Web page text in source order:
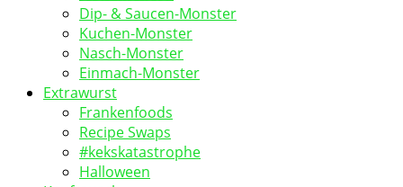
Dip- & Saucen-Monster
Kuchen-Monster
Nasch-Monster
Einmach-Monster
Extrawurst
Frankenfoods
Recipe Swaps
#kekskatastrophe
Halloween